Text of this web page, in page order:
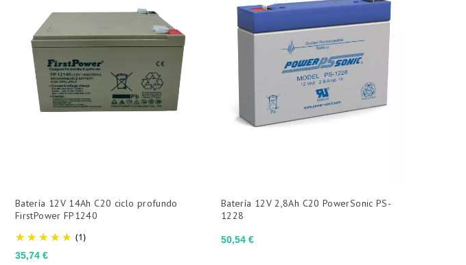
(1)
Precio
35,74 €
Batería 12V 14Ah C20 ciclo profundo
FirstPower FP1240
Precio
50,54 €
Batería 12V 2,8Ah C20 PowerSonic PS-
1228